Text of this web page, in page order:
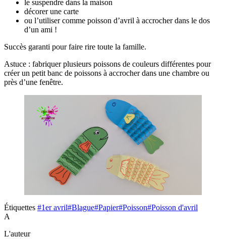
le suspendre dans la maison
décorer une carte
ou l’utiliser comme poisson d’avril à accrocher dans le dos
d’un ami !
Succès garanti pour faire rire toute la famille.
Astuce : fabriquer plusieurs poissons de couleurs différentes pour
créer un petit banc de poissons à accrocher dans une chambre ou
près d’une fenêtre.
Étiquettes #1er avril#Blague#Papier#Poisson#Poisson d'avril
A
L'auteur